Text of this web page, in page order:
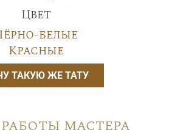
Цвет
белые
Красные
ТАКУЮ ЖЕ ТАТУ
мастера